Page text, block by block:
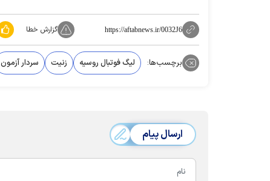
https://aftabnews.ir/0032J6 گزارش خطا
برچسب‌ها: لیگ فوتبال روسیه زنیت سردار آزمون
ارسال پیام